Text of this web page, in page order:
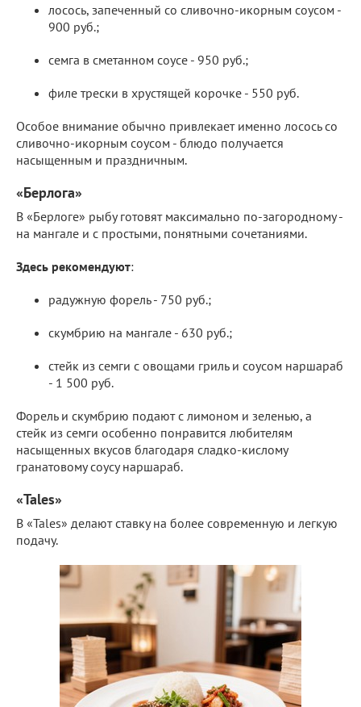
лосось, запеченный со сливочно-икорным соусом -
900 руб.;
семга в сметанном соусе - 950 руб.;
филе трески в хрустящей корочке - 550 руб.
Особое внимание обычно привлекает именно лосось со
сливочно-икорным соусом - блюдо получается
насыщенным и праздничным.
«Берлога»
В «Берлоге» рыбу готовят максимально по-загородному -
на мангале и с простыми, понятными сочетаниями.
Здесь рекомендуют:
радужную форель - 750 руб.;
скумбрию на мангале - 630 руб.;
стейк из семги с овощами гриль и соусом наршараб
- 1 500 руб.
Форель и скумбрию подают с лимоном и зеленью, а
стейк из семги особенно понравится любителям
насыщенных вкусов благодаря сладко-кислому
гранатовому соусу наршараб.
«Tales»
В «Tales» делают ставку на более современную и легкую
подачу.